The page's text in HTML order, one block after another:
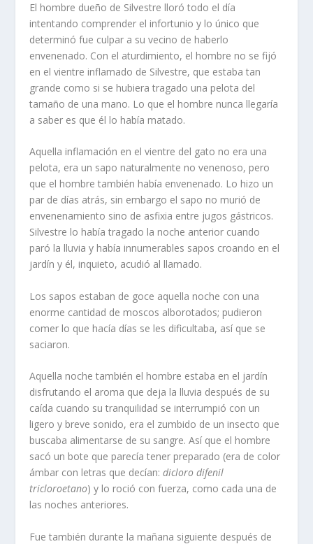
El hombre dueño de Silvestre lloró todo el día
intentando comprender el infortunio y lo único que
determinó fue culpar a su vecino de haberlo
envenenado. Con el aturdimiento, el hombre no se fijó
en el vientre inflamado de Silvestre, que estaba tan
grande como si se hubiera tragado una pelota del
tamaño de una mano. Lo que el hombre nunca llegaría
a saber es que él lo había matado.
Aquella inflamación en el vientre del gato no era una
pelota, era un sapo naturalmente no venenoso, pero
que el hombre también había envenenado. Lo hizo un
par de días atrás, sin embargo el sapo no murió de
envenenamiento sino de asfixia entre jugos gástricos.
Silvestre lo había tragado la noche anterior cuando
paró la lluvia y había innumerables sapos croando en el
jardín y él, inquieto, acudió al llamado.
Los sapos estaban de goce aquella noche con una
enorme cantidad de moscos alborotados; pudieron
comer lo que hacía días se les dificultaba, así que se
saciaron.
Aquella noche también el hombre estaba en el jardín
disfrutando el aroma que deja la lluvia después de su
caída cuando su tranquilidad se interrumpió con un
ligero y breve sonido, era el zumbido de un insecto que
buscaba alimentarse de su sangre. Así que el hombre
sacó un bote que parecía tener preparado (era de color
ámbar con letras que decían:dicloro difenil
tricloroetano) y lo roció con fuerza, como cada una de
las noches anteriores.
Fue también durante la mañana siguiente después de